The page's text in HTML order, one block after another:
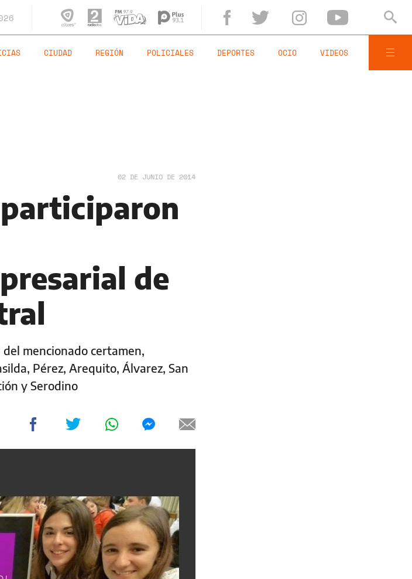
CIUDAD REGIÓN POLICIALES DEPORTES OCIO VIDEOS
02 DE JUNIO DE 2014
participaron
de
del mencionado certamen,
Pérez, Arequito, Álvarez, San
y Serodino